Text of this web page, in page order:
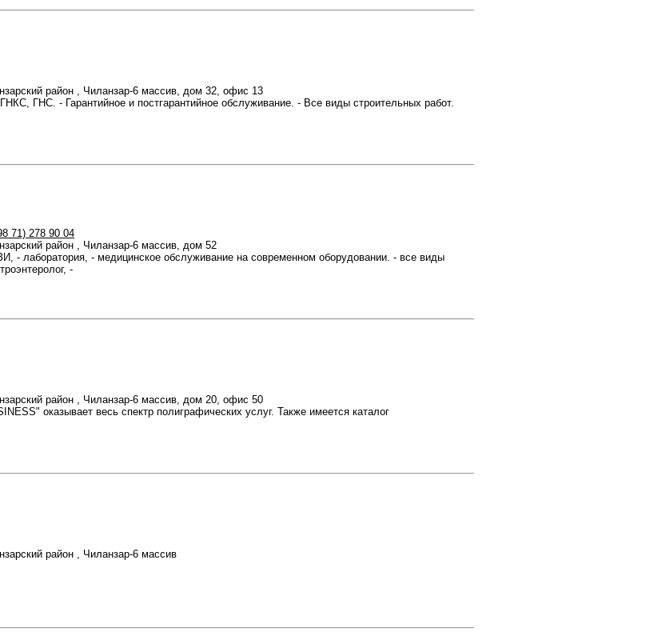
район , Чиланзар-6 массив, дом 32, офис 13
ГНС. - Гарантийное и постгарантийное обслуживание. - Все виды строительных работ.
71) 278 90 04
район , Чиланзар-6 массив, дом 52
- лаборатория, - медицинское обслуживание на современном оборудовании. - все виды
-
район , Чиланзар-6 массив, дом 20, офис 50
оказывает весь спектр полиграфических услуг. Также имеется каталог
район , Чиланзар-6 массив